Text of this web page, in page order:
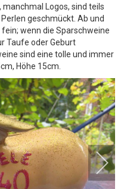
Logos, sind teils
geschmückt. Ab und
wenn die Sparschweine
Taufe oder Geburt
sind eine tolle und immer
Höhe 15cm.